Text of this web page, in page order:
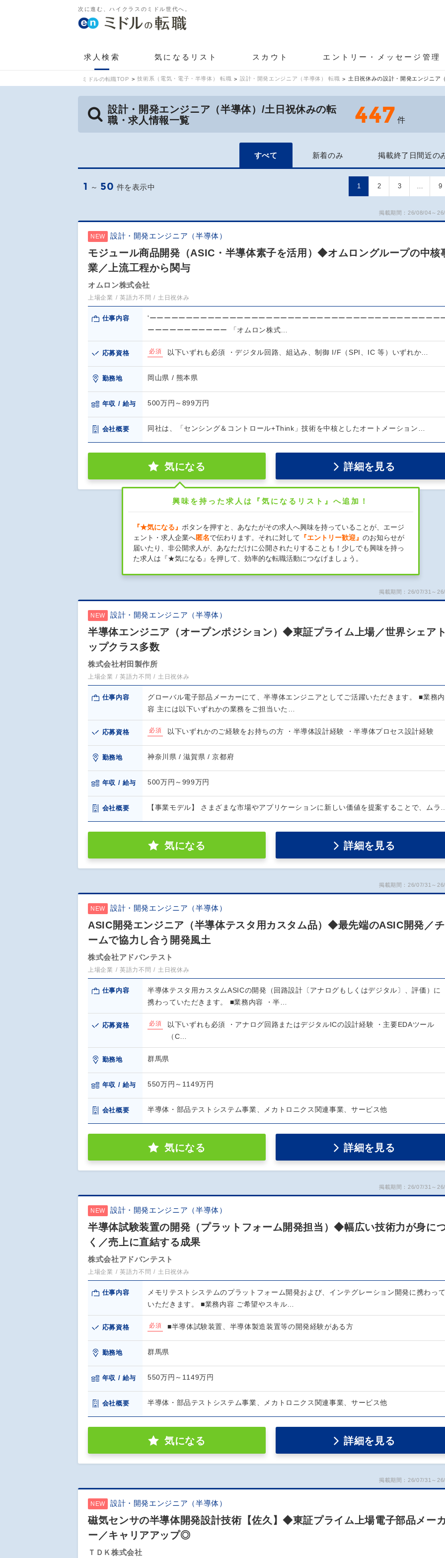
次に進む、ハイクラスのミドル世代へ。
求人検索 気になるリスト スカウト エントリー・メッセージ管理
ミドルの転職TOP 技術系（電気・電子・半導体） 転職 設計・開発エンジニア（半導体） 転職 土日祝休みの設計・開発エンジニア
設計・開発エンジニア（半導体）/土日祝休みの転
職・求人情報一覧
447 件
すべて 新着のみ 掲載終了日間近の
1 ～ 50 件を表示中 1 2 3 … 9
掲載期間：26/08/04～
NEW 設計・開発エンジニア（半導体）
モジュール商品開発（ASIC・半導体素子を活用）◆オムロングループの中核
業／上流工程から関与
オムロン株式会社
上場企業 英語力不問 土日祝休み
仕事内容
'ーーーーーーーーーーーーーーーーーーーーーーーーーーーーーーーーーーーーーーーー
ーーーーーーーーーーー 「オムロン株式…
応募資格 必須 以下いずれも必須 ・デジタル回路、組込み、制御 I/F（SPI、IC 等）いずれか…
勤務地 岡山県 / 熊本県
年収 / 給与 500万円～899万円
会社概要 同社は、「センシング＆コントロール+Think」技術を中核としたオートメーション…
気になる 詳細を見る
興味を持った求人は『気になるリスト』へ追加！
『★気になる』 ボタンを押すと、あなたがその求人へ興味を持っていることが、エージ
ェント・求人企業へ匿名で伝わります。それに対して 『エントリー歓迎』 のお知らせが
届いたり、非公開求人が、あなただけに公開されたりすることも！少しでも興味を持っ
た求人は『★気になる』を押して、効率的な転職活動につなげましょう。
掲載期間：26/07/31～
NEW 設計・開発エンジニア（半導体）
半導体エンジニア（オープンポジション）◆東証プライム上場／世界シェアト
ップクラス多数
株式会社村田製作所
上場企業 英語力不問 土日祝休み
仕事内容
グローバル電子部品メーカーにて、半導体エンジニアとしてご活躍いただきます。 ■業務内
容 主には以下いずれかの業務をご担当いた…
応募資格 必須 以下いずれかのご経験をお持ちの方 ・半導体設計経験 ・半導体プロセス設計経験
勤務地 神奈川県 / 滋賀県 / 京都府
年収 / 給与 500万円～999万円
会社概要 【事業モデル】 さまざまな市場やアプリケーションに新しい価値を提案することで、ムラ…
気になる 詳細を見る
掲載期間：26/07/31～
NEW 設計・開発エンジニア（半導体）
ASIC開発エンジニア（半導体テスタ用カスタム品）◆最先端のASIC開発／チ
ームで協力し合う開発風土
株式会社アドバンテスト
上場企業 英語力不問 土日祝休み
仕事内容
半導体テスタ用カスタムASICの開発（回路設計〔アナログもしくはデジタル〕、評価）に
携わっていただきます。 ■業務内容 ・半…
応募資格 必須
以下いずれも必須 ・アナログ回路またはデジタルICの設計経験 ・主要EDAツール
（C…
勤務地 群馬県
年収 / 給与 550万円～1149万円
会社概要 半導体・部品テストシステム事業、メカトロニクス関連事業、サービス他
気になる 詳細を見る
掲載期間：26/07/31～
NEW 設計・開発エンジニア（半導体）
半導体試験装置の開発（プラットフォーム開発担当）◆幅広い技術力が身に
く／売上に直結する成果
株式会社アドバンテスト
上場企業 英語力不問 土日祝休み
仕事内容
メモリテストシステムのプラットフォーム開発および、インテグレーション開発に携わって
いただきます。 ■業務内容 ご希望やスキル…
応募資格 必須 ■半導体試験装置、半導体製造装置等の開発経験がある方
勤務地 群馬県
年収 / 給与 550万円～1149万円
会社概要 半導体・部品テストシステム事業、メカトロニクス関連事業、サービス他
気になる 詳細を見る
掲載期間：26/07/31～
NEW 設計・開発エンジニア（半導体）
磁気センサの半導体開発設計技術【佐久】◆東証プライム上場電子部品メーカ
ー／キャリアアップ◎
ＴＤＫ株式会社